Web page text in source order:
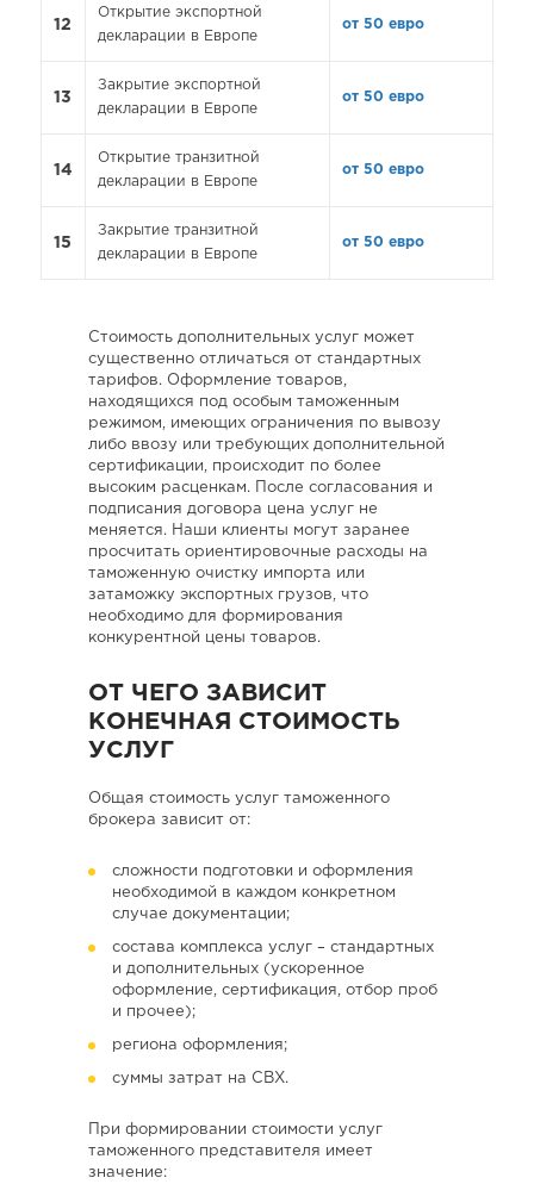
12
Открытие экспортной
декларации в Европе
от 50 евро
13
Закрытие экспортной
декларации в Европе
от 50 евро
14
Открытие транзитной
декларации в Европе
от 50 евро
15
Закрытие транзитной
декларации в Европе
от 50 евро
Стоимость дополнительных услуг может
существенно отличаться от стандартных
тарифов. Оформление товаров,
находящихся под особым таможенным
режимом, имеющих ограничения по вывозу
либо ввозу или требующих дополнительной
сертификации, происходит по более
высоким расценкам. После согласования и
подписания договора цена услуг не
меняется. Наши клиенты могут заранее
просчитать ориентировочные расходы на
таможенную очистку импорта или
затаможку экспортных грузов, что
необходимо для формирования
конкурентной цены товаров.
ОТ ЧЕГО ЗАВИСИТ
КОНЕЧНАЯ СТОИМОСТЬ
УСЛУГ
Общая стоимость услуг таможенного
брокера зависит от:
сложности подготовки и оформления
необходимой в каждом конкретном
случае документации;
состава комплекса услуг – стандартных
и дополнительных (ускоренное
оформление, сертификация, отбор проб
и прочее);
региона оформления;
суммы затрат на СВХ.
При формировании стоимости услуг
таможенного представителя имеет
значение: